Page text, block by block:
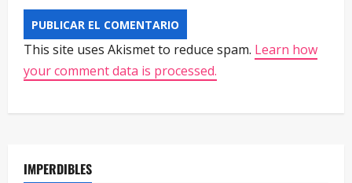
This site uses Akismet to reduce spam. Learn how
your comment data is processed.
IMPERDIBLES